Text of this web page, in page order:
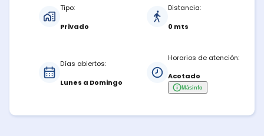
Tipo:
Privado
Distancia:
0 mts
Días abiertos:
Lunes a Domingo
Horarios de atención:
Acotado
Másinfo